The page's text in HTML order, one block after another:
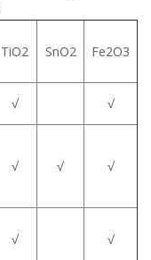
TiO2 SnO2 Fe2O3
√ √
√ √ √
√ √